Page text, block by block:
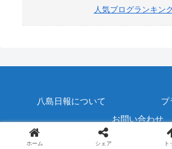
人気ブログランキン
八島日報について
お問い合わせ
© 令和元年 八島日
ホーム シェア ト